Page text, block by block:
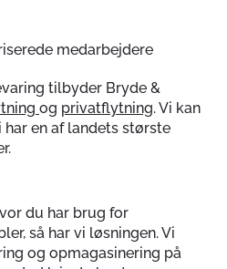
medarbejdere
tilbyder Bryde &
og privatflytning. Vi kan
en af landets største
du har brug for
så har vi løsningen. Vi
og opmagasinering på